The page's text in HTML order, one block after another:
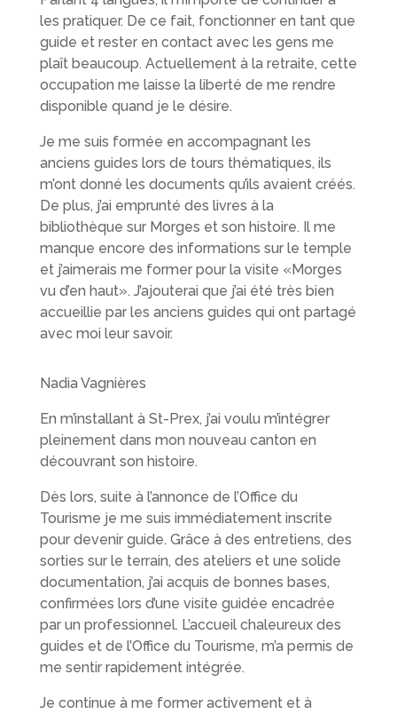
les pratiquer. De ce fait, fonctionner en tant que
guide et rester en contact avec les gens me
plaît beaucoup. Actuellement à la retraite, cette
occupation me laisse la liberté de me rendre
disponible quand je le désire.
Je me suis formée en accompagnant les
anciens guides lors de tours thématiques, ils
m’ont donné les documents qu’ils avaient créés.
De plus, j’ai emprunté des livres à la
bibliothèque sur Morges et son histoire. Il me
manque encore des informations sur le temple
et j’aimerais me former pour la visite «Morges
vu d’en haut». J’ajouterai que j’ai été très bien
accueillie par les anciens guides qui ont partagé
avec moi leur savoir.
Nadia Vagnières
En m’installant à St-Prex, j’ai voulu m’intégrer
pleinement dans mon nouveau canton en
découvrant son histoire.
Dès lors, suite à l’annonce de l’Office du
Tourisme je me suis immédiatement inscrite
pour devenir guide. Grâce à des entretiens, des
sorties sur le terrain, des ateliers et une solide
documentation, j’ai acquis de bonnes bases,
confirmées lors d’une visite guidée encadrée
par un professionnel. L’accueil chaleureux des
guides et de l’Office du Tourisme, m’a permis de
me sentir rapidement intégrée.
Je continue à me former activement et à